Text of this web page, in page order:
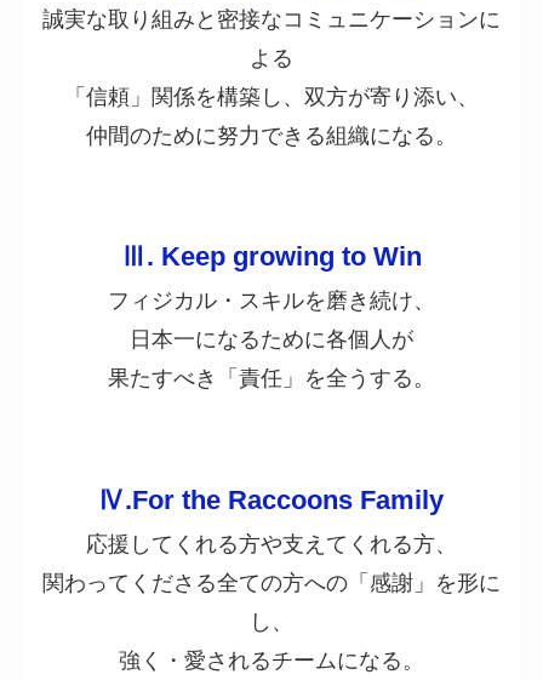
誠実な取り組みと密接なコミュニケーションに
よる
「信頼」関係を構築し、双方が寄り添い、
仲間のために努力できる組織になる。
Ⅲ. Keep growing to Win
フィジカル・スキルを磨き続け、
日本一になるために各個人が
果たすべき「責任」を全うする。
Ⅳ.For the Raccoons Family
応援してくれる方や支えてくれる方、
関わってくださる全ての方への「感謝」を形に
し、
強く・愛されるチームになる。